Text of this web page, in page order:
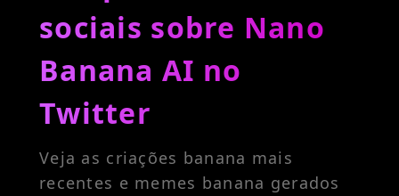
sociais sobre Nano
Banana AI no
Twitter
Veja as criações banana mais
recentes e memes banana gerados